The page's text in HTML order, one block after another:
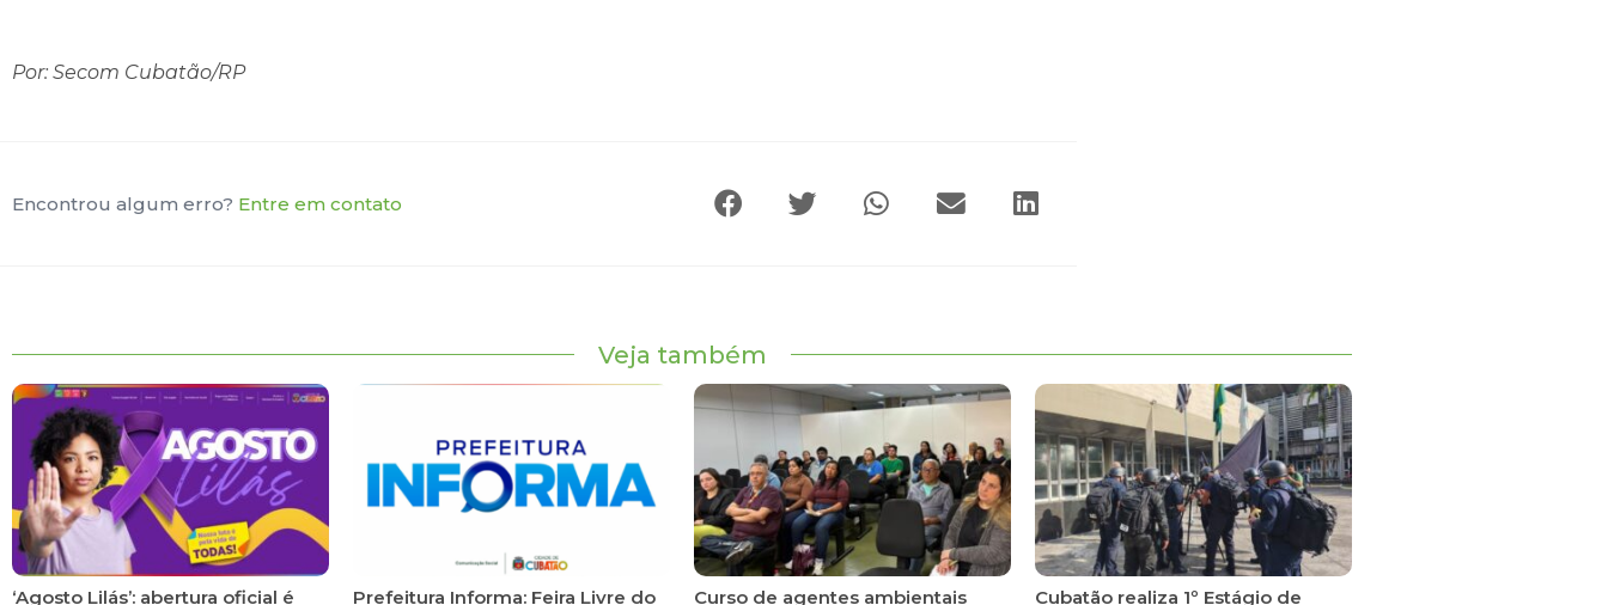
Por: Secom Cubatão/RP
Encontrou algum erro? Entre em contato
Veja também
‘Agosto Lilás’: abertura oficial é Prefeitura Informa: Feira Livre do Curso de agentes ambientais Cubatão realiza 1º Estágio de